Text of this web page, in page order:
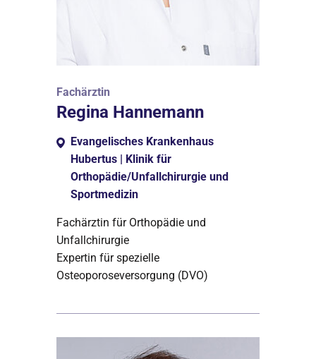
Fachärztin
Regina Hannemann
Evangelisches Krankenhaus
Hubertus | Klinik für
Orthopädie/Unfallchirurgie und
Sportmedizin
Fachärztin für Orthopädie und
Unfallchirurgie
Expertin für spezielle
Osteoporoseversorgung (DVO)